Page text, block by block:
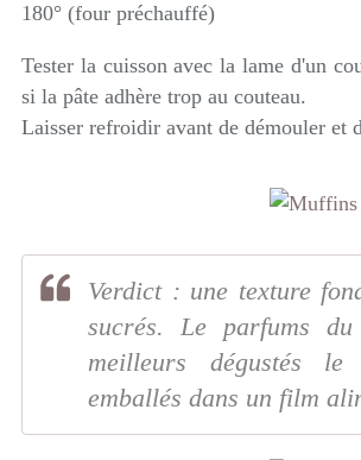
180° (four préchauffé)
Tester la cuisson avec la lame d'un
si la pâte adhère trop au couteau.
Laisser refroidir avant de démouler et
Verdict : une texture
sucrés. Le parfums
meilleurs dégustés
emballés dans un film